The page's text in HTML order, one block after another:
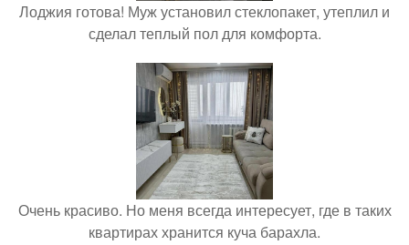
Лоджия готова! Муж установил стеклопакет, утеплил и
сделал теплый пол для комфорта.
Очень красиво. Но меня всегда интересует, где в таких
квартирах хранится куча барахла.